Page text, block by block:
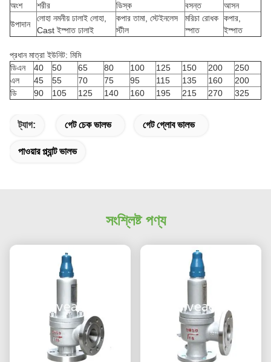
অংশ শরীর ডিস্ক বসন্ত
আসন
উপাদান
লোহা নমনীয় ঢালাই লোহা,
Cast ইস্পাত ঢালাই
কপার তামা, স্টেইনলেস
স্টীল
মরিচা রোধক
স্পাত
কপার,
ইস্পাত
প্রধান মাত্রা ইউনিট: মিমি
ডিএন
40 50 65 80 100 125 150 200
250
এল
45 55 70 75 95 115 135 160
200
ডি
90 105 125 140 160 195 215 270 325
ট্যাগ: গেট চেক ভালভ গেট গ্লোব ভালভ
পাওয়ার প্ল্যান্ট ভালভ
সংশ্লিষ্ট পণ্য